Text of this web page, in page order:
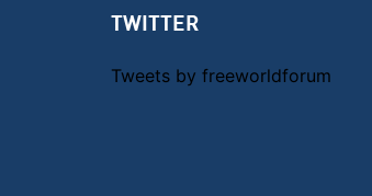
TWITTER
Tweets by freeworldforum